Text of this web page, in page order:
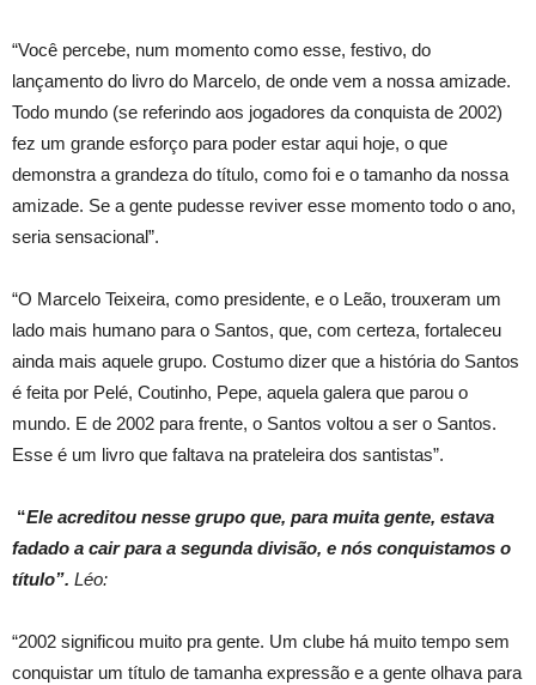
“Você percebe, num momento como esse, festivo, do
lançamento do livro do Marcelo, de onde vem a nossa amizade.
Todo mundo (se referindo aos jogadores da conquista de 2002)
fez um grande esforço para poder estar aqui hoje, o que
demonstra a grandeza do título, como foi e o tamanho da nossa
amizade. Se a gente pudesse reviver esse momento todo o ano,
seria sensacional”.
“O Marcelo Teixeira, como presidente, e o Leão, trouxeram um
lado mais humano para o Santos, que, com certeza, fortaleceu
ainda mais aquele grupo. Costumo dizer que a história do Santos
é feita por Pelé, Coutinho, Pepe, aquela galera que parou o
mundo. E de 2002 para frente, o Santos voltou a ser o Santos.
Esse é um livro que faltava na prateleira dos santistas”.
“Ele acreditou nesse grupo que, para muita gente, estava
fadado a cair para a segunda divisão, e nós conquistamos o
título”. Léo:
“2002 significou muito pra gente. Um clube há muito tempo sem
conquistar um título de tamanha expressão e a gente olhava para